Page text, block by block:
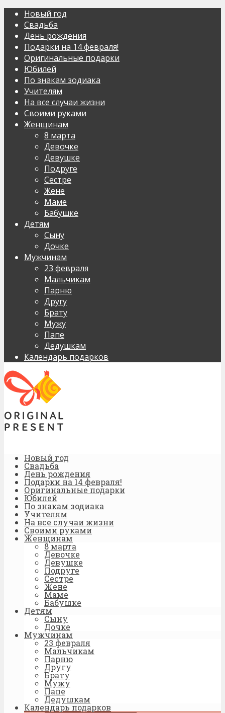
Новый год
Свадьба
День рождения
Подарки на 14 февраля!
Оригинальные подарки
Юбилей
По знакам зодиака
Учителям
На все случаи жизни
Своими руками
Женщинам
8 марта
Девочке
Девушке
Подруге
Сестре
Жене
Маме
Бабушке
Детям
Сыну
Дочке
Мужчинам
23 февраля
Мальчикам
Парню
Другу
Брату
Мужу
Папе
Дедушкам
Календарь подарков
Новый год
Свадьба
День рождения
Подарки на 14 февраля!
Оригинальные подарки
Юбилей
По знакам зодиака
Учителям
На все случаи жизни
Своими руками
Женщинам
8 марта
Девочке
Девушке
Подруге
Сестре
Жене
Маме
Бабушке
Детям
Сыну
Дочке
Мужчинам
23 февраля
Мальчикам
Парню
Другу
Брату
Мужу
Папе
Дедушкам
Календарь подарков